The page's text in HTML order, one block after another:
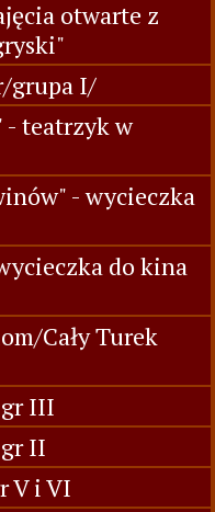
otwarte z
grupa I/
- teatrzyk w
- wycieczka
do kina
Cały Turek
III
II
V i VI